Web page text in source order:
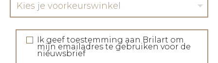
Kies je voorkeurswinkel
Ik geef toestemming aan Brilart om
mijn emailadres te gebruiken voor de
nieuwsbrief